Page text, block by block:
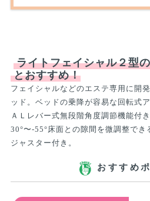
ライトフェイシャル２型
とおすすめ！
フェイシャルなどのエステ専用に開
ッド。ベッドの乗降が容易な回転式
ＡＬレバー式無段階角度調節機能付
30°〜-55°床面との隙間を微調整でき
ジャスター付き。
おすすめ